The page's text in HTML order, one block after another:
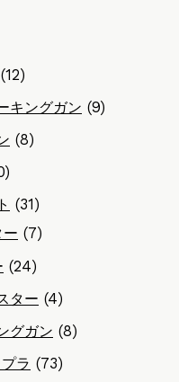
(12)
キングガン (9)
(8)
(31)
ー (7)
(24)
ター (4)
グガン (8)
ラ (73)